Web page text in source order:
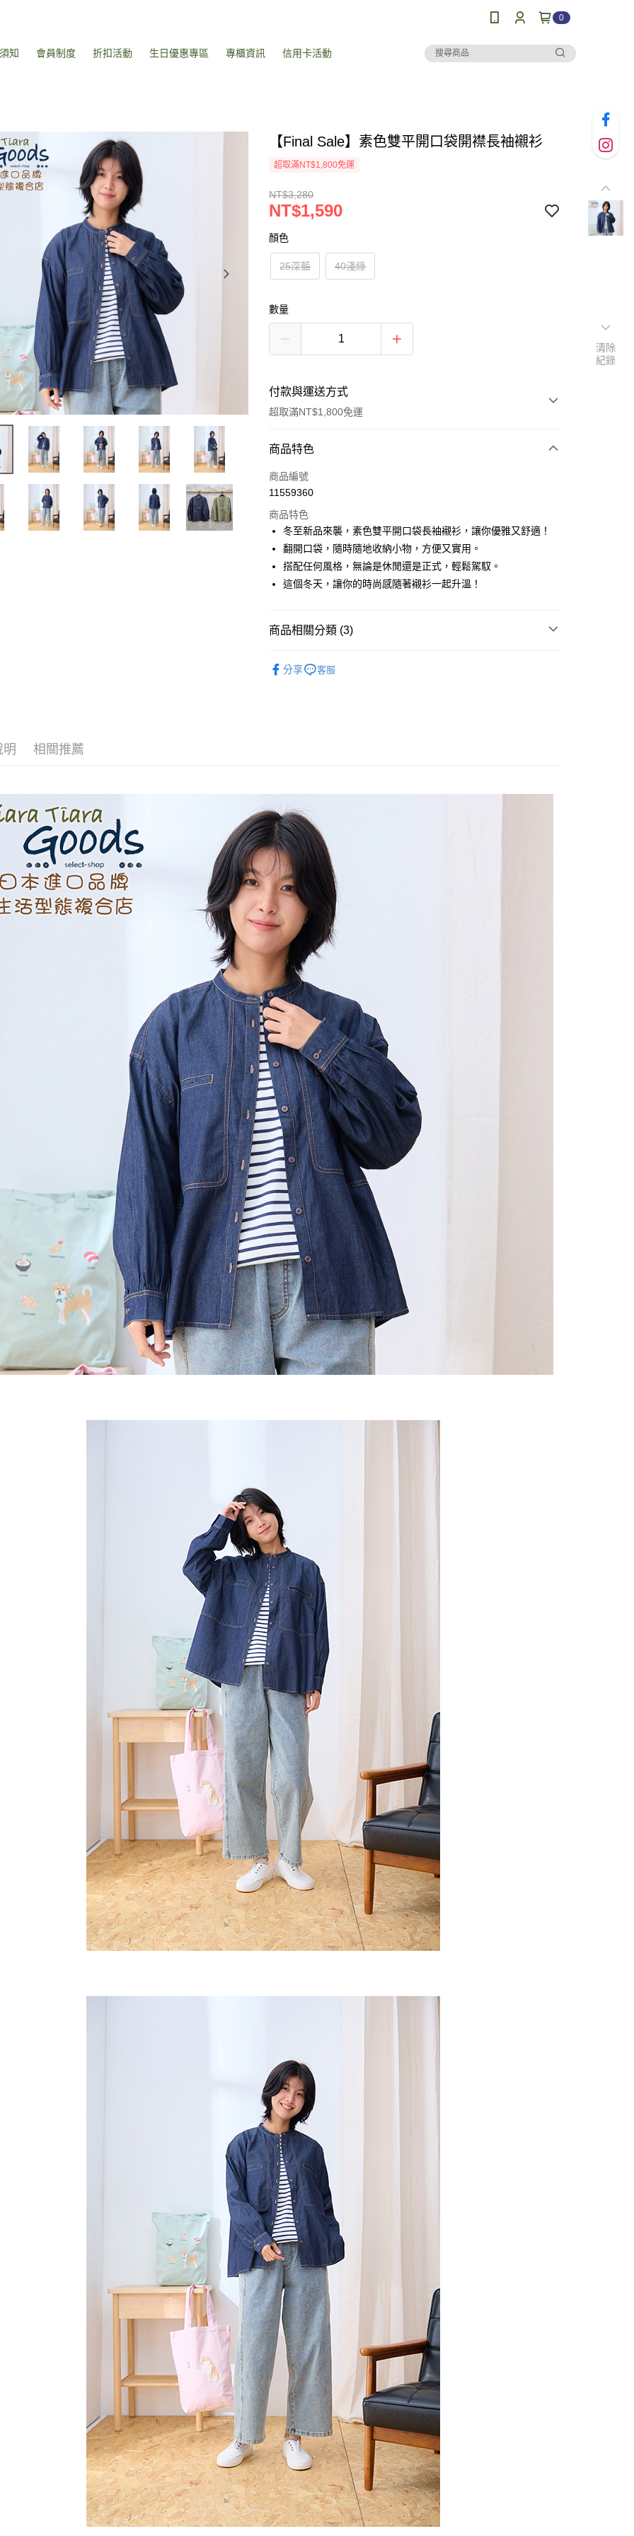
0
知 會員制度 折扣活動 生日優惠專區 專櫃資訊 信用卡活動
【Final Sale】素色雙平開口袋開襟長袖襯衫
超取滿NT$1,800免運
NT$3,280
NT$1,590
顏色
25深藍 40淺綠
數量
付款與運送方式
超取滿NT$1,800免運
付款方式
信用卡一次付款
LINE Pay
Apple Pay
悠遊付
全盈+PAY
相關說明
２．訂單成立數日內，您將收到繳費通知簡訊。
３．收到繳費通知簡訊後14天內，點擊此簡訊中的連結，可透過四大超商
／ATM／網路銀行／等多元方式進行付款，方視為交易完成。
※ 請注意：結帳手續完成當下不需立刻繳費，但若您需要取消訂單，請聯
絡購買商品的店家。未經商家同意取消之訂單仍視為有效，需透過AFTEE
先享後付繳納相關費用。
※ 交易是否成功請以「AFTEE先享後付 」之結帳頁面顯示為準，若有關於
是否繳費成功／繳費後需取消欲退款等相關疑問，請聯繫「AFTEE先享後
付客戶支援中心」
【注意事項】
１．透過由恩沛科技股份有限公司提供之「AFTEE先享後付」服務完成之
交易，需依本服務之必要範圍內提供個人資料，並將交易相關給付款項請
求債權轉讓予恩沛科技股份有限公司。
２．關於個人資料處理事宜，請瀏覽以下網址：
https://aftee.tw/terms/#terms3
３．未成年的使用者請事先徵得法定代理人或監護人之同意方可使用
「AFTEE先享後付」，若未經同意申辦者引起之損失，本公司不負相關責
任。
４．使用「AFTEE先享後付」時，將依據個別帳號之用戶狀況，依本公司
即時審查核予不同之上限額度；若仍有額度不足之情形，本公司將視審查
結果請求用戶進行身份認證。
５．嚴禁一人註冊多個帳號或使用他人資訊註冊。若發現惡意使用之情
形，恩沛科技股份有限公司將有權停止該用戶之使用額度並採取法律行
動。
付款後全家取貨
每筆NT$60，滿NT$1,800(含以上)免運費
7-11取貨付款
每筆NT$60，滿NT$2,000(含以上)免運費
付款後7-11取貨
每筆NT$60，滿NT$2,000(含以上)免運費
黑貓宅急便(包裹尺寸60cm以下)
每筆NT$100，滿NT$2,000(含以上)免運費
黑貓宅急便(包裹尺寸90cm以下)
每筆NT$140，滿NT$2,000(含以上)免運費
商品特色
商品編號
11559360
商品特色
冬至新品來襲，素色雙平開口袋長袖襯衫，讓你優雅又舒適！
翻開口袋，隨時隨地收納小物，方便又實用。
搭配任何風格，無論是休閒還是正式，輕鬆駕馭。
這個冬天，讓你的時尚感隨著襯衫一起升溫！
商品相關分類 (3)
分享 客服
明 相關推薦
清除
紀錄